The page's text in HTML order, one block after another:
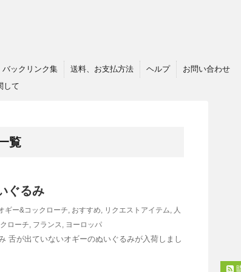
バックリンク集 送料、お支払方法 ヘルプ
お問い合わせ
して
覧
ぐるみ
ギー&コックローチ, おすすめ, リクエストアイテム, 人
ローチ, フランス, ヨーロッパ
舌が出ていないオギーのぬいぐるみが入荷しまし